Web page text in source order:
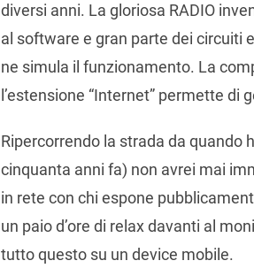
diversi anni. La gloriosa RADIO
al software e gran parte dei circuiti
ne simula il funzionamento. La
l’estensione “Internet” permette
Ripercorrendo la strada da quando
cinquanta anni fa) non avrei mai
in rete con chi espone
un paio d’ore di relax davanti al
tutto questo su un device mobile.